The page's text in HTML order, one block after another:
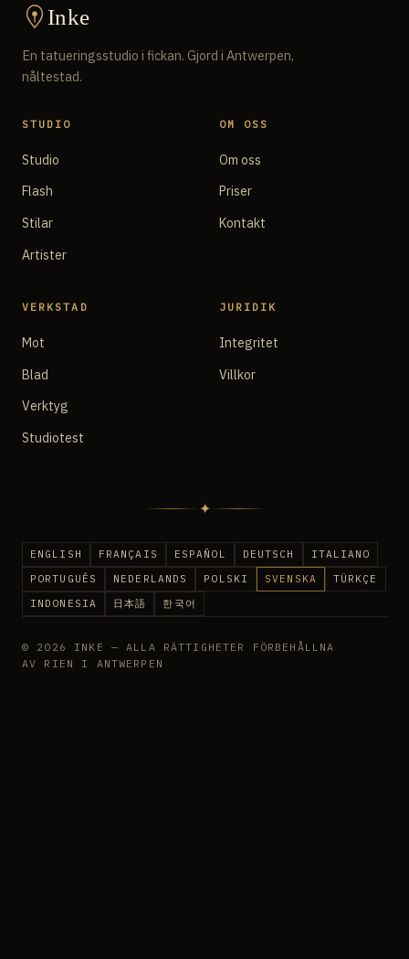
Inke
En tatueringsstudio i fickan. Gjord i Antwerpen,
nåltestad.
STUDIO
Studio
Flash
Stilar
Artister
OM OSS
Om oss
Priser
Kontakt
VERKSTAD
Mot
Blad
Verktyg
Studiotest
JURIDIK
Integritet
Villkor
✦
ENGLISH FRANÇAIS ESPAÑOL DEUTSCH
ITALIANO
PORTUGUÊS
NEDERLANDS POLSKI SVENSKA
TÜRKÇE
INDONESIA
日本語 한국어
© 2026 INKE — ALLA RÄTTIGHETER FÖRBEHÅLLNA
AV RIEN I ANTWERPEN